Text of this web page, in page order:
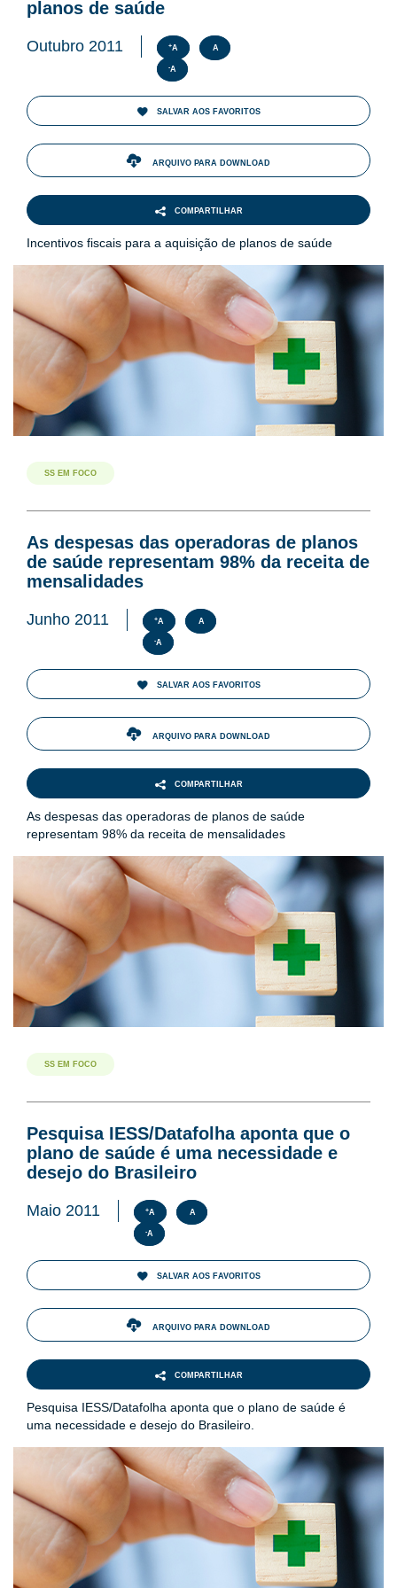
planos de saúde
Outubro 2011 +A A
-A
SALVAR AOS FAVORITOS
ARQUIVO PARA DOWNLOAD
COMPARTILHAR
Incentivos fiscais para a aquisição de planos de saúde
SS EM FOCO
As despesas das operadoras de planos
de saúde representam 98% da receita de
mensalidades
Junho 2011 +A A
-A
SALVAR AOS FAVORITOS
ARQUIVO PARA DOWNLOAD
COMPARTILHAR
As despesas das operadoras de planos de saúde
representam 98% da receita de mensalidades
SS EM FOCO
Pesquisa IESS/Datafolha aponta que o
plano de saúde é uma necessidade e
desejo do Brasileiro
Maio 2011 +A A
-A
SALVAR AOS FAVORITOS
ARQUIVO PARA DOWNLOAD
COMPARTILHAR
Pesquisa IESS/Datafolha aponta que o plano de saúde é
uma necessidade e desejo do Brasileiro.